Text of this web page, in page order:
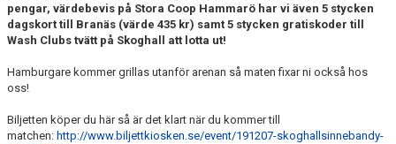
pengar, värdebevis på Stora Coop Hammarö har vi även 5 stycken
dagskort till Branäs (värde 435 kr) samt 5 stycken gratiskoder till
Wash Clubs tvätt på Skoghall att lotta ut!
Hamburgare kommer grillas utanför arenan så maten fixar ni också hos
oss!
Biljetten köper du här så är det klart när du kommer till
matchen: http://www.biljettkiosken.se/event/191207-skoghallsinnebandy-